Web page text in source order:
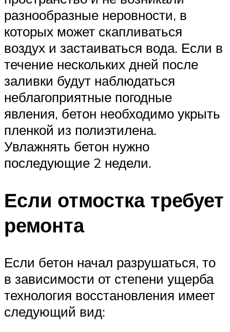
разнообразные неровности, в
которых может скапливаться
воздух и застаиваться вода. Если в
течение нескольких дней после
заливки будут наблюдаться
неблагоприятные погодные
явления, бетон необходимо укрыть
пленкой из полиэтилена.
Увлажнять бетон нужно
последующие 2 недели.
Если отмостка требует
ремонта
Если бетон начал разрушаться, то
в зависимости от степени ущерба
технология восстановления имеет
следующий вид: